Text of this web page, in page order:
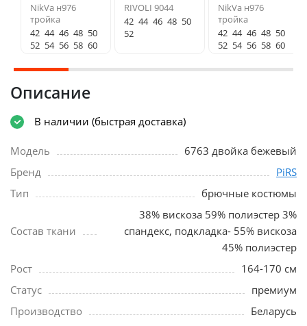
NikVa н976
тройка
42 44 46 48 50
52 54 56 58 60
RIVOLI 9044
42 44 46 48 50
52
NikVa н976
тройка
42 44 46 48 50
52 54 56 58 60
Описание
В наличии (быстрая доставка)
Модель
6763 двойка бежевый
Бренд
PiRS
Тип
брючные костюмы
Состав ткани
38% вискоза 59% полиэстер 3%
спандекс, подкладка- 55% вискоза
45% полиэстер
Рост
164-170 см
Статус
премиум
Производство
Беларусь